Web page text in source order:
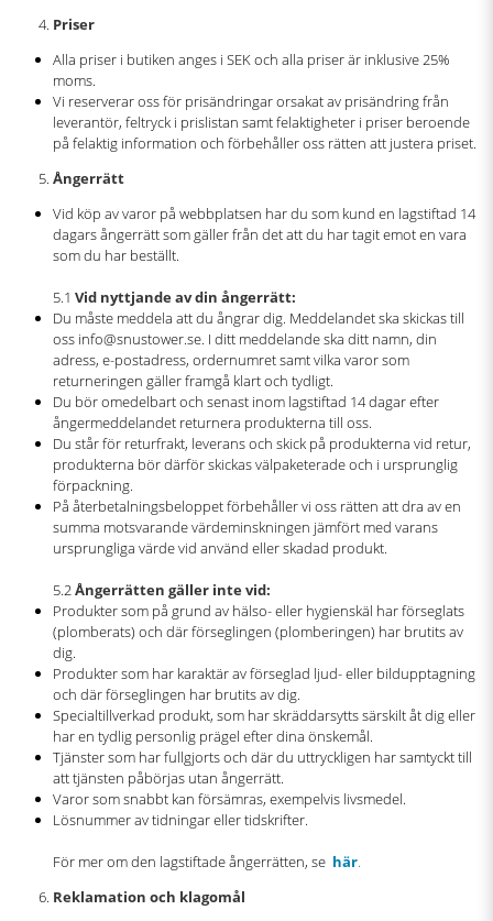
Priser
Alla priser i butiken anges i SEK och alla priser är inklusive 25%
moms.
Vi reserverar oss för prisändringar orsakat av prisändring från
leverantör, feltryck i prislistan samt felaktigheter i priser beroende
på felaktig information och förbehåller oss rätten att justera priset.
Ångerrätt
Vid köp av varor på webbplatsen har du som kund en lagstiftad 14
dagars ångerrätt som gäller från det att du har tagit emot en vara
som du har beställt.
5.1 Vid nyttjande av din ångerrätt:
Du måste meddela att du ångrar dig. Meddelandet ska skickas till
oss info@snustower.se. I ditt meddelande ska ditt namn, din
adress, e-postadress, ordernumret samt vilka varor som
returneringen gäller framgå klart och tydligt.
Du bör omedelbart och senast inom lagstiftad 14 dagar efter
ångermeddelandet returnera produkterna till oss.
Du står för returfrakt, leverans och skick på produkterna vid retur,
produkterna bör därför skickas välpaketerade och i ursprunglig
förpackning.
På återbetalningsbeloppet förbehåller vi oss rätten att dra av en
summa motsvarande värdeminskningen jämfört med varans
ursprungliga värde vid använd eller skadad produkt.
5.2Ångerrätten gäller inte vid:
Produkter som på grund av hälso- eller hygienskäl har förseglats
(plomberats) och där förseglingen (plomberingen) har brutits av
dig.
Produkter som har karaktär av förseglad ljud- eller bildupptagning
och där förseglingen har brutits av dig.
Specialtillverkad produkt, som har skräddarsytts särskilt åt dig eller
har en tydlig personlig prägel efter dina önskemål.
Tjänster som har fullgjorts och där du uttryckligen har samtyckt till
att tjänsten påbörjas utan ångerrätt.
Varor som snabbt kan försämras, exempelvis livsmedel.
Lösnummer av tidningar eller tidskrifter.
För mer om den lagstiftade ångerrätten, se här.
Reklamation och klagomål